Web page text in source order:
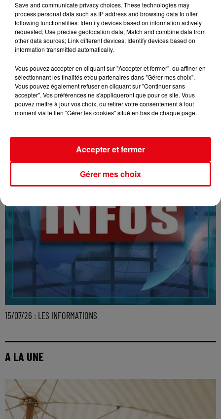
16/07/26 : LES INFORMATIONS
15/07/26 : LES INFORMATIONS
A LA UNE
Save and communicate privacy choices. These technologies may
process personal data such as IP address and browsing data to offer
following functionalities: Identify devices based on information actively
requested; Use precise geolocation data; Match and combine data from
other data sources; Link different devices; Identify devices based on
information transmitted automatically.
Vous pouvez accepter en cliquant sur "Accepter et fermer", ou affiner en
sélectionnant les finalités et/ou partenaires dans "Gérer mes choix".
Vous pouvez également refuser en cliquant sur "Continuer sans
accepter". Vos préférences ne s'appliqueront que pour ce site. Vous
pouvez mettre à jour vos choix, ou retirer votre consentement à tout
moment via le lien "Gérer les cookies" situé en bas de chaque page.
Gérer mes choix
Accepter et fermer